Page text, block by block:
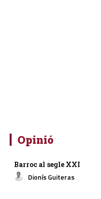
Opinió
Barroc al segle XXI
Dionís Guiteras